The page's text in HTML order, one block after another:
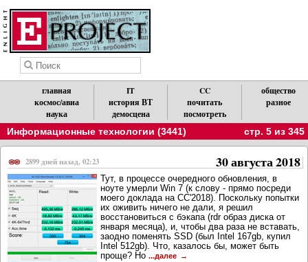
главная
космос/авиа
наука
IT
история ВТ
демосцена
CC
почитать
посмотреть
общество
разное
Информационные технологии (3441) стр. 5 из 345
2899 дней назад, 02:23 30 августа 2018
Тут, в процессе очередного обновления, в
ноуте умерли Win 7 (к слову - прямо посреди
моего доклада на CC'2018). Поскольку попытки
их оживить ничего не дали, я решил
восстановиться с бэкапа (rdr образ диска от
января месяца), и, чтобы два раза не вставать,
заодно поменять SSD (был Intel 167gb, купил
Intel 512gb). Что, казалось бы, может быть
проще? Но ...далее